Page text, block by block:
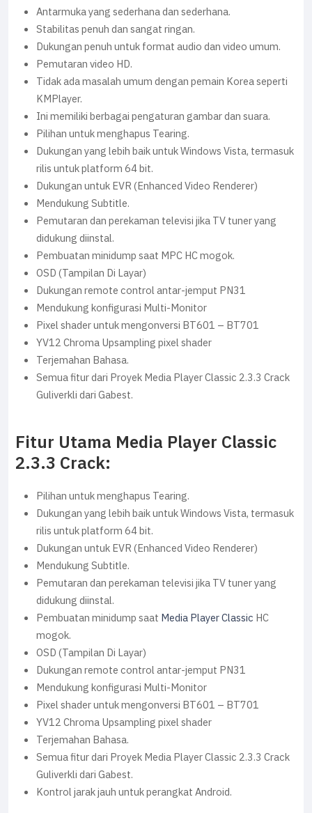
Antarmuka yang sederhana dan sederhana.
Stabilitas penuh dan sangat ringan.
Dukungan penuh untuk format audio dan video umum.
Pemutaran video HD.
Tidak ada masalah umum dengan pemain Korea seperti
KMPlayer.
Ini memiliki berbagai pengaturan gambar dan suara.
Pilihan untuk menghapus Tearing.
Dukungan yang lebih baik untuk Windows Vista, termasuk
rilis untuk platform 64 bit.
Dukungan untuk EVR (Enhanced Video Renderer)
Mendukung Subtitle.
Pemutaran dan perekaman televisi jika TV tuner yang
didukung diinstal.
Pembuatan minidump saat MPC HC mogok.
OSD (Tampilan Di Layar)
Dukungan remote control antar-jemput PN31
Mendukung konfigurasi Multi-Monitor
Pixel shader untuk mengonversi BT601 – BT701
YV12 Chroma Upsampling pixel shader
Terjemahan Bahasa.
Semua fitur dari Proyek Media Player Classic 2.3.3 Crack
Guliverkli dari Gabest.
Fitur Utama Media Player Classic
2.3.3 Crack:
Pilihan untuk menghapus Tearing.
Dukungan yang lebih baik untuk Windows Vista, termasuk
rilis untuk platform 64 bit.
Dukungan untuk EVR (Enhanced Video Renderer)
Mendukung Subtitle.
Pemutaran dan perekaman televisi jika TV tuner yang
didukung diinstal.
Pembuatan minidump saat Media Player Classic HC
mogok.
OSD (Tampilan Di Layar)
Dukungan remote control antar-jemput PN31
Mendukung konfigurasi Multi-Monitor
Pixel shader untuk mengonversi BT601 – BT701
YV12 Chroma Upsampling pixel shader
Terjemahan Bahasa.
Semua fitur dari Proyek Media Player Classic 2.3.3 Crack
Guliverkli dari Gabest.
Kontrol jarak jauh untuk perangkat Android.